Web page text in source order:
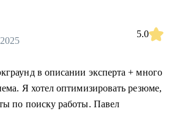
5.0
в описании эксперта + много
Я хотел оптимизировать резюме,
по поиску работы. Павел